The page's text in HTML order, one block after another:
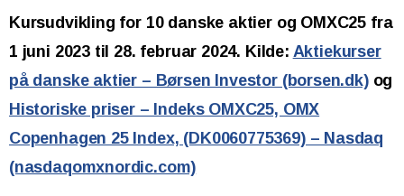
Kursudvikling for 10 danske aktier og OMXC25 fra
1 juni 2023 til 28. februar 2024. Kilde: Aktiekurser
på danske aktier – Børsen Investor (borsen.dk) og
Historiske priser – Indeks OMXC25, OMX
Copenhagen 25 Index, (DK0060775369) – Nasdaq
(nasdaqomxnordic.com)